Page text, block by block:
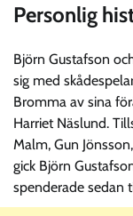
Personlig
Björn Gustafson
sig med
Bromma av sina
Harriet Näslund.
Malm, Gun
gick Björn
spenderade sedan